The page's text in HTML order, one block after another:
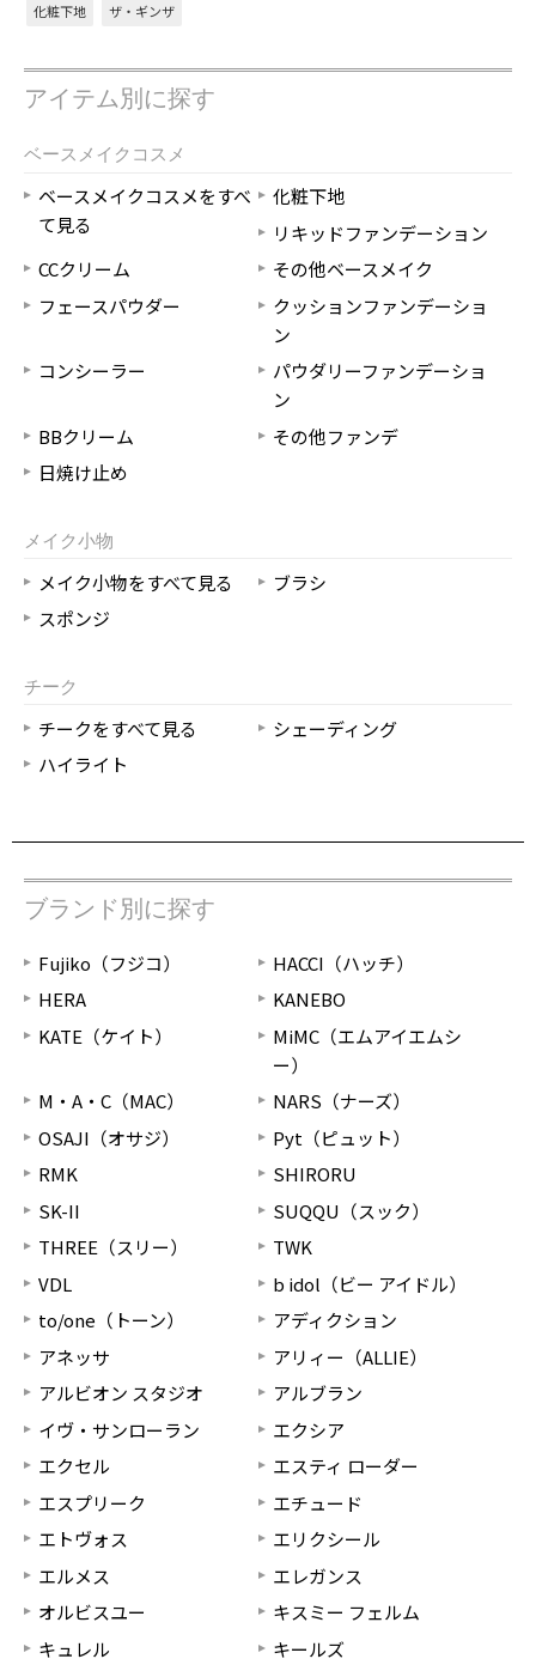
化粧下地 ザ・ギンザ
アイテム別に探す
ベースメイクコスメ
ベースメイクコスメをすべ
て見る
化粧下地
リキッドファンデーション
CCクリーム
その他ベースメイク
フェースパウダー
クッションファンデーショ
ン
コンシーラー
パウダリーファンデーショ
ン
BBクリーム
その他ファンデ
日焼け止め
メイク小物
メイク小物をすべて見る
ブラシ
スポンジ
チーク
チークをすべて見る
シェーディング
ハイライト
ブランド別に探す
Fujiko（フジコ）
HACCI（ハッチ）
HERA
KANEBO
KATE（ケイト）
MiMC（エムアイエムシ
ー）
M・A・C（MAC）
NARS（ナーズ）
OSAJI（オサジ）
Pyt（ピュット）
RMK
SHIRORU
SK-II
SUQQU（スック）
THREE（スリー）
TWK
VDL
b idol（ビー アイドル）
to/one（トーン）
アディクション
アネッサ
アリィー（ALLIE）
アルビオン スタジオ
アルブラン
イヴ・サンローラン
エクシア
エクセル
エスティ ローダー
エスプリーク
エチュード
エトヴォス
エリクシール
エルメス
エレガンス
オルビスユー
キスミー フェルム
キュレル
キールズ